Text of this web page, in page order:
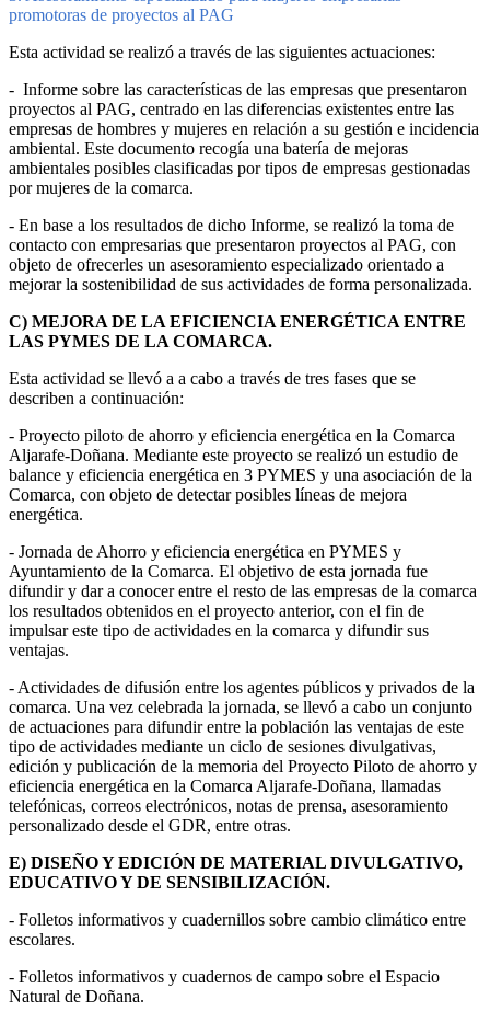
promotoras de proyectos al PAG
Esta actividad se realizó a través de las siguientes actuaciones:
- Informe sobre las características de las empresas que presentaron
proyectos al PAG, centrado en las diferencias existentes entre las
empresas de hombres y mujeres en relación a su gestión e incidencia
ambiental. Este documento recogía una batería de mejoras
ambientales posibles clasificadas por tipos de empresas gestionadas
por mujeres de la comarca.
- En base a los resultados de dicho Informe, se realizó la toma de
contacto con empresarias que presentaron proyectos al PAG, con
objeto de ofrecerles un asesoramiento especializado orientado a
mejorar la sostenibilidad de sus actividades de forma personalizada.
C) MEJORA DE LA EFICIENCIA ENERGÉTICA ENTRE
LAS PYMES DE LA COMARCA.
Esta actividad se llevó a a cabo a través de tres fases que se
describen a continuación:
- Proyecto piloto de ahorro y eficiencia energética en la Comarca
Aljarafe-Doñana. Mediante este proyecto se realizó un estudio de
balance y eficiencia energética en 3 PYMES y una asociación de la
Comarca, con objeto de detectar posibles líneas de mejora
energética.
- Jornada de Ahorro y eficiencia energética en PYMES y
Ayuntamiento de la Comarca. El objetivo de esta jornada fue
difundir y dar a conocer entre el resto de las empresas de la comarca
los resultados obtenidos en el proyecto anterior, con el fin de
impulsar este tipo de actividades en la comarca y difundir sus
ventajas.
- Actividades de difusión entre los agentes públicos y privados de la
comarca. Una vez celebrada la jornada, se llevó a cabo un conjunto
de actuaciones para difundir entre la población las ventajas de este
tipo de actividades mediante un ciclo de sesiones divulgativas,
edición y publicación de la memoria del Proyecto Piloto de ahorro y
eficiencia energética en la Comarca Aljarafe-Doñana, llamadas
telefónicas, correos electrónicos, notas de prensa, asesoramiento
personalizado desde el GDR, entre otras.
E) DISEÑO Y EDICIÓN DE MATERIAL DIVULGATIVO,
EDUCATIVO Y DE SENSIBILIZACIÓN.
- Folletos informativos y cuadernillos sobre cambio climático entre
escolares.
- Folletos informativos y cuadernos de campo sobre el Espacio
Natural de Doñana.